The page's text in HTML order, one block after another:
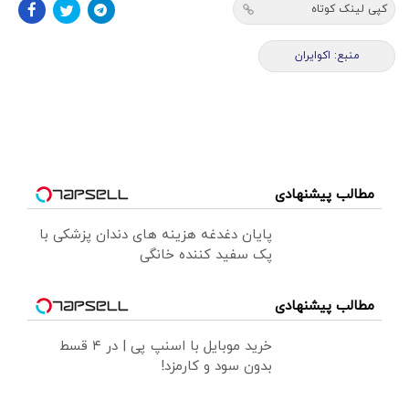
کپی لینک کوتاه
منبع: اکوایران
مطالب پیشنهادی
پایان دغدغه هزینه های دندان پزشکی با
پک سفید کننده خانگی
مطالب پیشنهادی
خرید موبایل با اسنپ پی | در ۴ قسط
بدون سود و کارمزد!